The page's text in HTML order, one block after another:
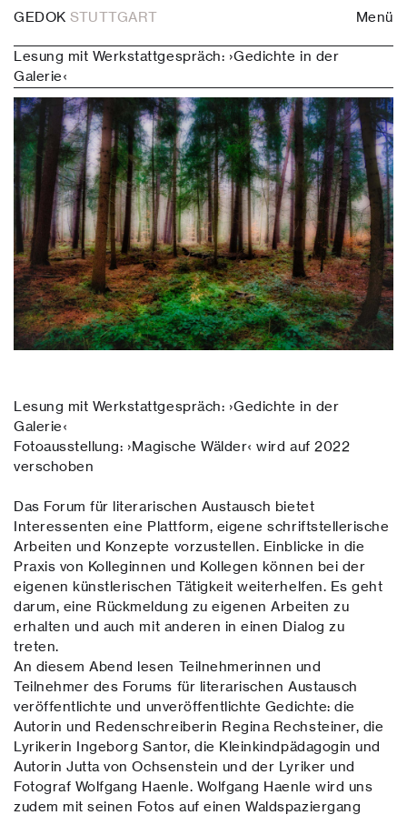
GEDOKSTUTTGART Menü
Lesung mit Werkstattgespräch: ›Gedichte in der
Galerie‹
Lesung mit Werkstattgespräch: ›Gedichte in der
Galerie‹
Fotoausstellung: ›Magische Wälder‹ wird auf 2022
verschoben
Das Forum für literarischen Austausch bietet
Interessenten eine Plattform, eigene schriftstellerische
Arbeiten und Konzepte vorzustellen. Einblicke in die
Praxis von Kolleginnen und Kollegen können bei der
eigenen künstlerischen Tätigkeit weiterhelfen. Es geht
darum, eine Rückmeldung zu eigenen Arbeiten zu
erhalten und auch mit anderen in einen Dialog zu
treten.
An diesem Abend lesen Teilnehmerinnen und
Teilnehmer des Forums für literarischen Austausch
veröffentlichte und unveröffentlichte Gedichte: die
Autorin und Redenschreiberin Regina Rechsteiner, die
Lyrikerin Ingeborg Santor, die Kleinkindpädagogin und
Autorin Jutta von Ochsenstein und der Lyriker und
Fotograf Wolfgang Haenle. Wolfgang Haenle wird uns
zudem mit seinen Fotos auf einen Waldspaziergang